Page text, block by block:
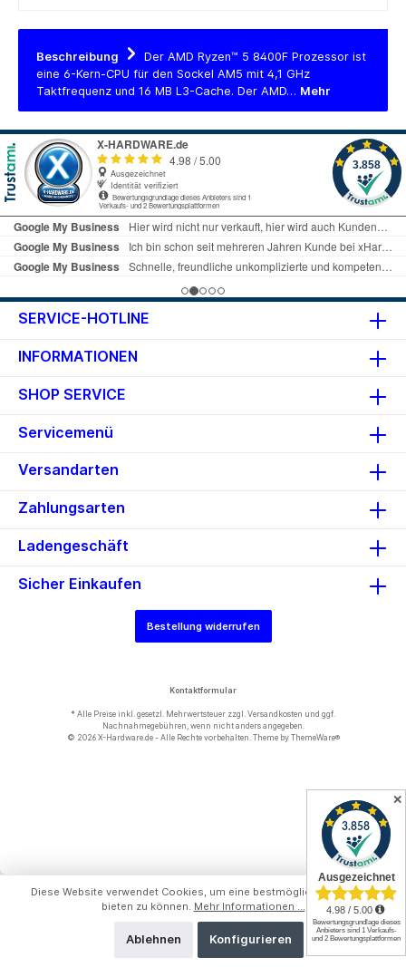
Beschreibung
Der AMD Ryzen™ 5 8400F Prozessor ist
eine 6-Kern-CPU für den Sockel AM5 mit 4,1 GHz
Taktfrequenz und 16 MB L3-Cache. Der AMD… Mehr
SERVICE-HOTLINE
INFORMATIONEN
SHOP SERVICE
Servicemenü
Versandarten
Zahlungsarten
Ladengeschäft
Sicher Einkaufen
Bestellung widerrufen
Kontaktformular
* Alle Preise inkl. gesetzl. Mehrwertsteuer zzgl. Versandkosten und ggf.
Nachnahmegebühren, wenn nicht anders angegeben.
© 2026 X-Hardware.de - Alle Rechte vorbehalten. Theme byThemeWare®
Diese Website verwendet Cookies, um eine bestmögliche Erfahrung
bieten zu können. Mehr Informationen ...
Ablehnen Konfigurieren
✕